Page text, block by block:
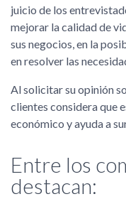
juicio de los
mejorar la calidad de
sus negocios, en la
en resolver las
Al solicitar su opinión
clientes considera que
económico y ayuda a
Entre los
destacan: